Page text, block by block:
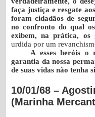
faça justiça e resgate
foram cidadãos de
no confronto do qual
exibem, na prática, os
urdida por um
A esses heróis o
garantia da nossa
de suas vidas não tenha
10/01/68 –
(Marinha